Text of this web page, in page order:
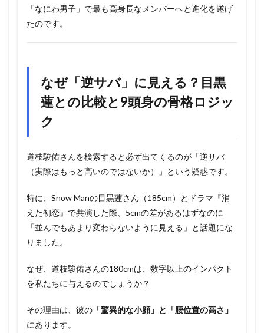
「なにわ男子」で最も高身長なメンバーへと進化を遂げ
たのです。
なぜ「逆サバ」に見える？目黒
蓮との比較と9頭身の骨格ロジッ
ク
道枝駿佑さんを検索すると必ず出てくるのが「逆サバ
（実際はもっと高いのではないか）」という疑惑です。
特に、Snow Manの目黒蓮さん（185cm）とドラマ『消
えた初恋』で共演した際、5cmの差があるはずなのに
「並んでもあまり変わらないように見える」と話題にな
りました。
なぜ、道枝駿佑さんの180cmは、数字以上のインパクト
を私たちに与えるのでしょうか？
その理由は、彼の 「驚異的な小顔」と「腰位置の高さ」
にあります。